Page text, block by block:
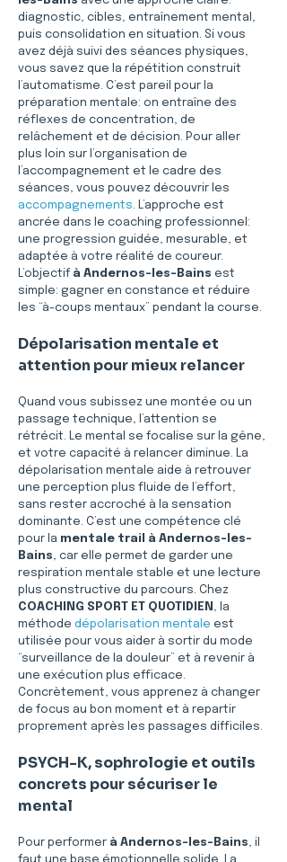
diagnostic, cibles, entraînement mental,
puis consolidation en situation. Si vous
avez déjà suivi des séances physiques,
vous savez que la répétition construit
l’automatisme. C’est pareil pour la
préparation mentale: on entraîne des
réflexes de concentration, de
relâchement et de décision. Pour aller
plus loin sur l’organisation de
l’accompagnement et le cadre des
séances, vous pouvez découvrir les
accompagnements. L’approche est
ancrée dans le coaching professionnel:
une progression guidée, mesurable, et
adaptée à votre réalité de coureur.
L’objectif à Andernos-les-Bains est
simple: gagner en constance et réduire
les “à-coups mentaux” pendant la course.
Dépolarisation mentale et
attention pour mieux relancer
Quand vous subissez une montée ou un
passage technique, l’attention se
rétrécit. Le mental se focalise sur la gêne,
et votre capacité à relancer diminue. La
dépolarisation mentale aide à retrouver
une perception plus fluide de l’effort,
sans rester accroché à la sensation
dominante. C’est une compétence clé
pour la mentale trail
à Andernos-les-
Bains, car elle permet de garder une
respiration mentale stable et une lecture
plus constructive du parcours. Chez
COACHING SPORT ET QUOTIDIEN , la
méthode dépolarisation mentale est
utilisée pour vous aider à sortir du mode
“surveillance de la douleur” et à revenir à
une exécution plus efficace.
Concrètement, vous apprenez à changer
de focus au bon moment et à repartir
proprement après les passages difficiles.
PSYCH-K, sophrologie et outils
concrets pour sécuriser le
mental
Pour performer à Andernos-les-Bains, il